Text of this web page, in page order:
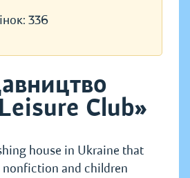
336
Club»
house in Ukraine that
and children